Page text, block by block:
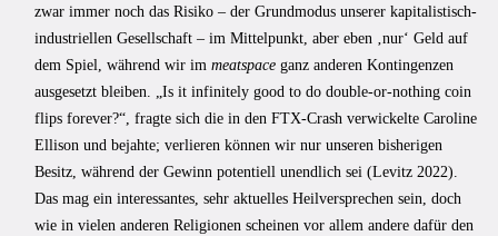
zwar immer noch das Risiko – der Grundmodus unserer kapitalistisch-
industriellen Gesellschaft – im Mittelpunkt, aber eben ‚nur‘ Geld auf
dem Spiel, während wir im meatspace ganz anderen Kontingenzen
ausgesetzt bleiben. „Is it infinitely good to do double-or-nothing coin
flips forever?“, fragte sich die in den FTX-Crash verwickelte Caroline
Ellison und bejahte; verlieren können wir nur unseren bisherigen
Besitz, während der Gewinn potentiell unendlich sei (Levitz 2022).
Das mag ein interessantes, sehr aktuelles Heilversprechen sein, doch
wie in vielen anderen Religionen scheinen vor allem andere dafür den